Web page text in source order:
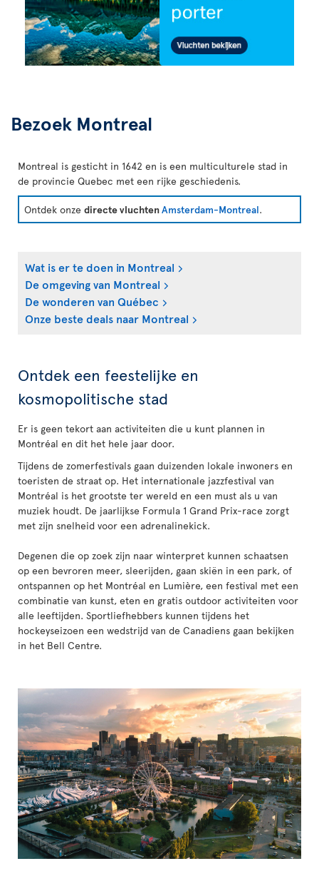
Bezoek Montreal
Montreal is gesticht in 1642 en is een multiculturele stad in
de provincie Quebec met een rijke geschiedenis.
Ontdek onze directe vluchtenAmsterdam-Montreal.
Wat is er te doen in Montreal
De omgeving van Montreal
De wonderen van Québec
Onze beste deals naar Montreal
Ontdek een feestelijke en
kosmopolitische stad
Er is geen tekort aan activiteiten die u kunt plannen in
Montréal en dit het hele jaar door.
Tijdens de zomerfestivals gaan duizenden lokale inwoners en
toeristen de straat op. Het internationale jazzfestival van
Montréal is het grootste ter wereld en een must als u van
muziek houdt. De jaarlijkse Formula 1 Grand Prix-race zorgt
met zijn snelheid voor een adrenalinekick.
Degenen die op zoek zijn naar winterpret kunnen schaatsen
op een bevroren meer, sleerijden, gaan skiën in een park, of
ontspannen op het Montréal en Lumière, een festival met een
combinatie van kunst, eten en gratis outdoor activiteiten voor
alle leeftijden. Sportliefhebbers kunnen tijdens het
hockeyseizoen een wedstrijd van de Canadiens gaan bekijken
in het Bell Centre.